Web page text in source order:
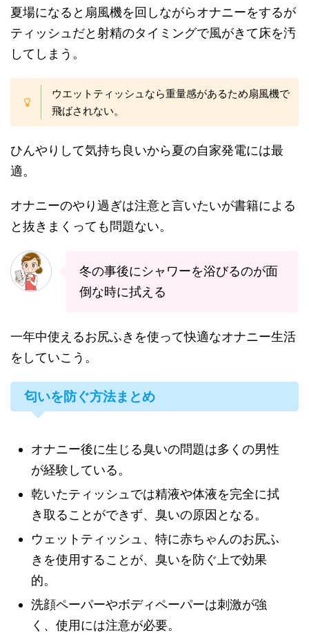
夏場になると扇風機を回しながらオナニーをするが
ティッシュだと射精のタイミングで風がきて床を汚
してしまう。
ウエットティッシュなら重量感があるため扇風機で
飛ばされない。
ひんやりして気持ち良いから夏の自家発電には最
適。
オナニーのやり過ぎは注意と言いたいが書籍による
と抜きまくっても問題ない。
冬の事後にシャワーを浴びるのが面
倒な時に拭える
一年中使えるお尻ふきを使って快適なオナニー生活
をしていこう。
匂いを防ぐ方法まとめ
オナニー後に生じる臭いの問題は多くの男性
が経験している。
乾いたティッシュでは精液や体液を完全に拭
き取ることができず、臭いの原因となる。
ウェットティッシュ、特に赤ちゃんのお尻ふ
きを使用することが、臭いを防ぐ上で効果
的。
洗顔ペーパーやボディペーパーは刺激が強
く、使用には注意が必要。